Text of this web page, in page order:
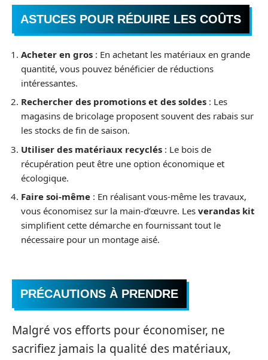
ASTUCES POUR RÉDUIRE LES COÛTS
Acheter en gros : En achetant les matériaux en grande
quantité, vous pouvez bénéficier de réductions
intéressantes.
Rechercher des promotions et des soldes : Les
magasins de bricolage proposent souvent des rabais sur
les stocks de fin de saison.
Utiliser des matériaux recyclés : Le bois de
récupération peut être une option économique et
écologique.
Faire soi-même : En réalisant vous-même les travaux,
vous économisez sur la main-d’œuvre. Les verandas kit
simplifient cette démarche en fournissant tout le
nécessaire pour un montage aisé.
PRÉCAUTIONS À PRENDRE
Malgré vos efforts pour économiser, ne
sacrifiez jamais la qualité des matériaux,